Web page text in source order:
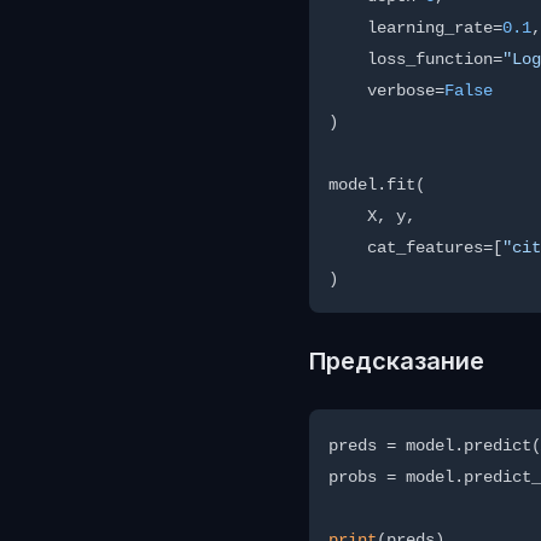
    learning_rate=
0.1,
    loss_function=
    verbose=
False
)
model.fit(
    X, y,
    cat_features=[
Предсказание
preds =
probs =